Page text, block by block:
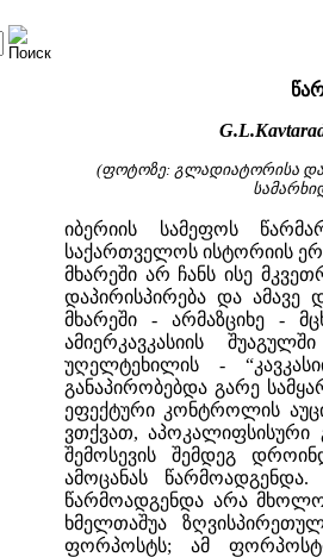
(ფოტოზე: გლადიატორისა და
იბერიის სამეფოს
საქართველოს ისტორიის
მხარეში არ ჩანს ისე
დაპირისპირება და
მხარეში - არმაზციხე -
ამიერკავკასიის
უღელტეხილის -
განაპირობებდა გარე
ეფექტური კონტროლის
ვთქვათ,
შემოსევის შემდეგ
ამოცანას
წარმოადგენდა არა
ხმელთაშუა
ფორპოსტს; ამ